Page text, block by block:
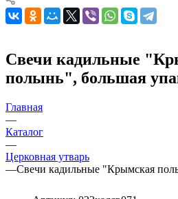
Свечи кадильные
полынь", большая
Главная
—
Каталог
—
Церковная утварь
—Свечи кадильные "Крымская